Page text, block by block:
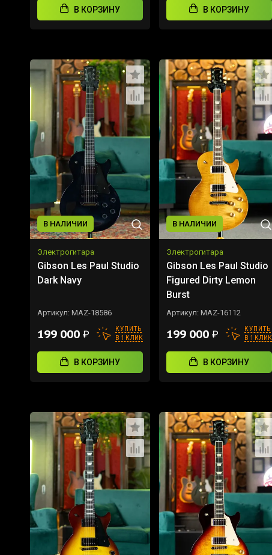
В КОРЗИНУ В КОРЗИНУ
В НАЛИЧИИ
Электрогитара
Gibson Les Paul Studio
Dark Navy
Артикул: MAZ-18586
199 000 ₽
КУПИТЬ
В 1 КЛИК
В КОРЗИНУ
В НАЛИЧИИ
Электрогитара
Gibson Les Paul Studio
Figured Dirty Lemon
Burst
Артикул: MAZ-16112
199 000 ₽
КУПИТЬ
В 1 КЛИК
В КОРЗИНУ